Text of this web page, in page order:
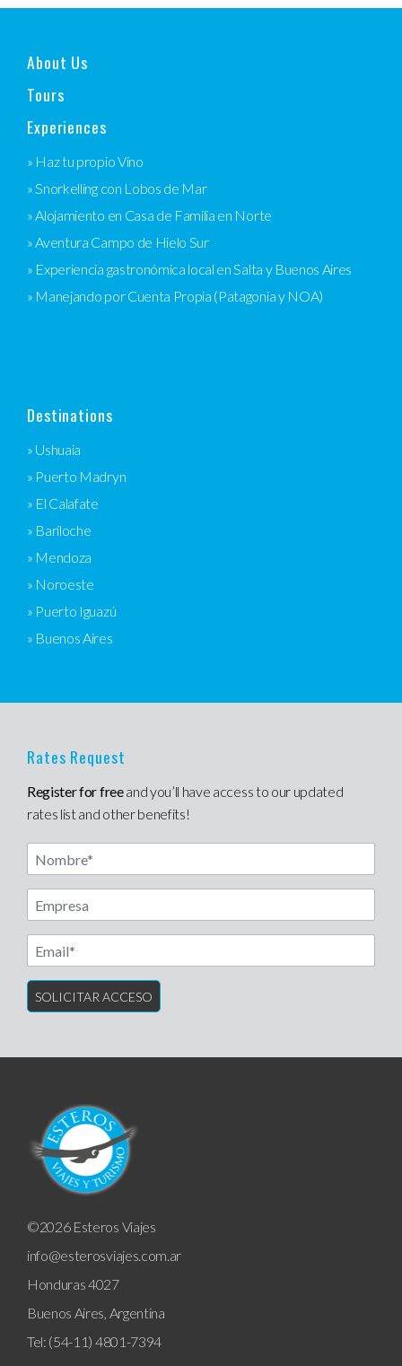
About Us
Tours
Experiences
» Haz tu propio Vino
» Snorkelling con Lobos de Mar
» Alojamiento en Casa de Familia en Norte
» Aventura Campo de Hielo Sur
» Experiencia gastronómica local en Salta y Buenos Aires
» Manejando por Cuenta Propia (Patagonia y NOA)
Destinations
» Ushuaia
» Puerto Madryn
» El Calafate
» Bariloche
» Mendoza
» Noroeste
» Puerto Iguazú
» Buenos Aires
Rates Request
Register for freeand you’ll have access to our updated
rates list and other benefits!
Nombre
Another label
©2026 Esteros Viajes
info@esterosviajes.com.ar
Honduras 4027
Buenos Aires, Argentina
Tel: (54-11) 4801-7394